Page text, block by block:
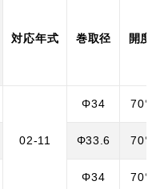
対応年式 巻取径 開度
02-11
Φ34 70°
Φ33.6 70°
Φ34 70°